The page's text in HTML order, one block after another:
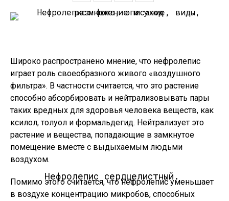
Широко распространено мнение, что нефролепис
играет роль своеобразного живого «воздушного
фильтра». В частности считается, что это растение
способно абсорбировать и нейтрализовывать пары
таких вредных для здоровья человека веществ, как
ксилол, толуол и формальдегид. Нейтрализует это
растение и вещества, попадающие в замкнутое
помещение вместе с выдыхаемым людьми
воздухом.
Нефролепис сердцелистный.
Помимо этого считается, что нефролепис уменьшает
в воздухе концентрацию микробов, способных